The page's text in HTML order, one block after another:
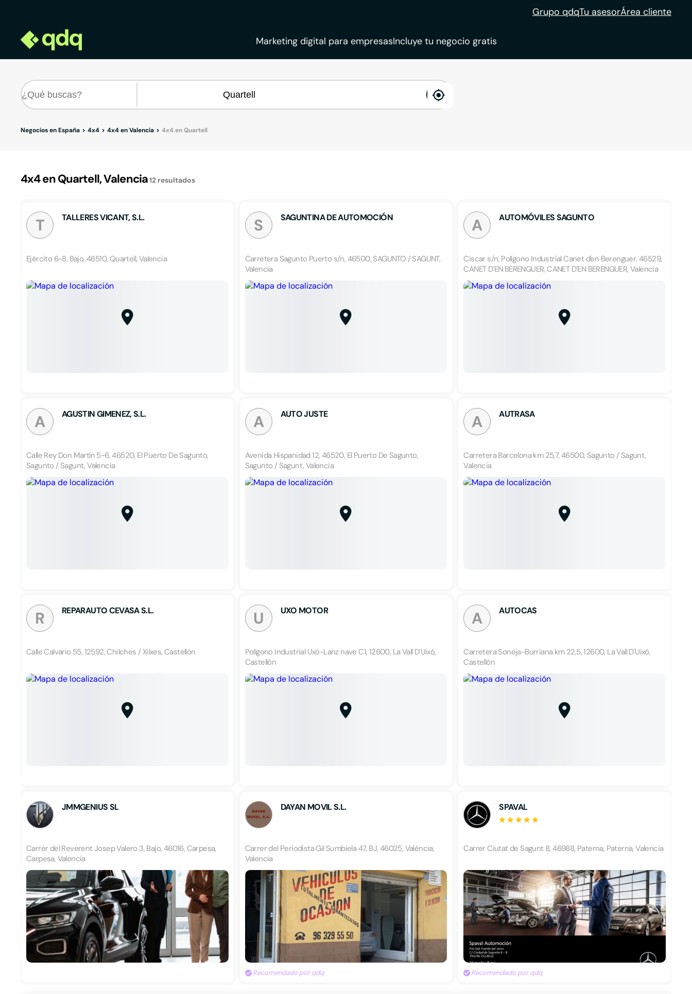
Grupo qdqTu asesorÁrea cliente
Marketing digital para empresasIncluye tu negocio gratis
enable
Negocios en España 4x4 4x4 en Valencia 4x4 en Quartell
4x4 en Quartell, Valencia12 resultados
T TALLERES VICANT, S.L.
Ejército 6-8, Bajo, 46510, Quartell, Valencia
S SAGUNTINA DE AUTOMOCIÓN
Carretera Sagunto Puerto s/n, 46500, SAGUNTO / SAGUNT,
Valencia
A AUTOMÓVILES SAGUNTO
Ciscar s/n, Polígono Industrial Canet d'en Berenguer, 46529,
CANET D´EN BERENGUER, CANET D´EN BERENGUER, Valencia
A AGUSTIN GIMENEZ, S.L.
Calle Rey Don Martín 5-6, 46520, El Puerto De Sagunto,
Sagunto / Sagunt, Valencia
A AUTO JUSTE
Avenida Hispanidad 12, 46520, El Puerto De Sagunto,
Sagunto / Sagunt, Valencia
A AUTRASA
Carretera Barcelona km 25,7, 46500, Sagunto / Sagunt,
Valencia
R REPARAUTO CEVASA S.L.
Calle Calvario 55, 12592, Chilches / Xilxes, Castellón
U UXO MOTOR
Polígono Industrial Uxó-Lanz nave C1, 12600, La Vall D´Uixó,
Castellón
A AUTOCAS
Carretera Soneja-Burriana km 22,5, 12600, La Vall D´Uixó,
Castellón
JMMGENIUS SL
Carrer del Reverent Josep Valero 3, Bajo, 46016, Carpesa,
Carpesa, Valencia
DAYAN MOVIL S.L.
Carrer del Periodista Gil Sumbiela 47, BJ, 46025, València,
Valencia
Recomendado por qdq
SPAVAL
Carrer Ciutat de Sagunt 8, 46988, Paterna, Paterna, Valencia
Recomendado por qdq